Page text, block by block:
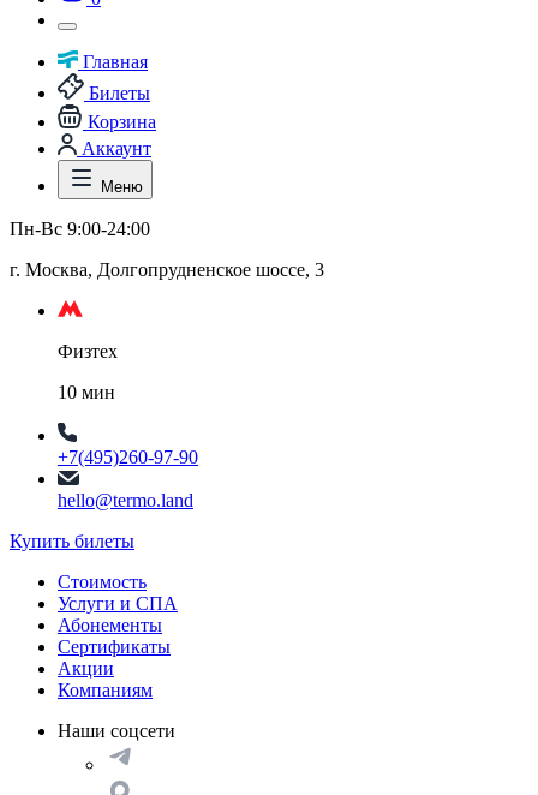
Главная
Билеты
Корзина
Аккаунт
Меню
Пн-Вс 9:00-24:00
г. Москва, Долгопрудненское шоссе, 3
Физтех
10 мин
+7(495)260-97-90
hello@termo.land
Купить билеты
Стоимость
Услуги и СПА
Абонементы
Сертификаты
Акции
Компаниям
Наши соцсети